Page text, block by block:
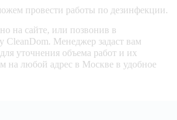
провести работы по дезинфекции.
на сайте, или позвонив в
CleanDom. Менеджер задаст вам
уточнения объема работ и их
на любой адрес в Москве в удобное